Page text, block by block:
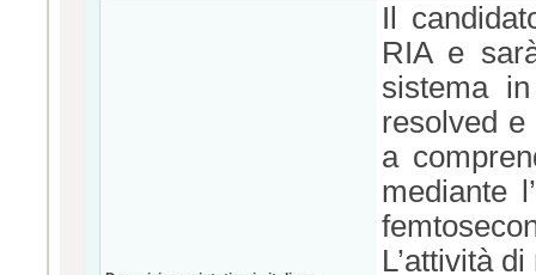
Il
RIA e
sistema
resolved
a
mediante
L’attività